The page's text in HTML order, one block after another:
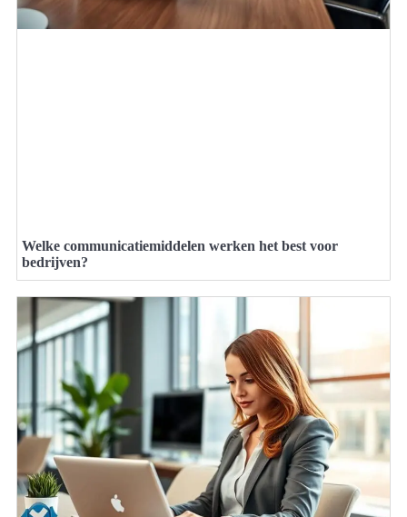
Welke communicatiemiddelen werken het best voor
bedrijven?